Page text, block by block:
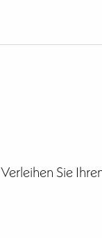
Verleihen Sie